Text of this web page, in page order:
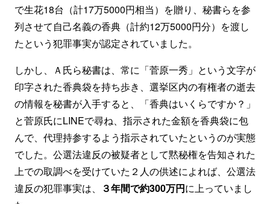
で生花18台（計17万5000円相当）を贈り、秘書らを参
列させて自己名義の香典（計約12万5000円分）を渡し
たという犯罪事実が認定されていました。
しかし、Ａ氏ら秘書は、常に「菅原一秀」という文字が
印字された香典袋を持ち歩き、選挙区内の有権者の逝去
の情報を秘書が入手すると、「香典はいくらですか？」
と菅原氏にLINEで尋ね、指示された金額を香典袋に包
んで、代理持参するよう指示されていたというのが実態
でした。公選法違反の被疑者として黙秘権を告知された
上での取調べを受けていた２人の供述によれば、公選法
違反の犯罪事実は、
３年間で約300万円に上っていまし